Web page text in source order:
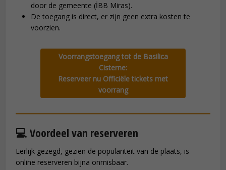
door de gemeente (İBB Miras).
De toegang is direct, er zijn geen extra kosten te
voorzien.
Voorrangstoegang tot de Basilica
Cisterne:
Reserveer nu Officiële tickets met
voorrang
💻 Voordeel van reserveren
Eerlijk gezegd, gezien de populariteit van de plaats, is
online reserveren bijna onmisbaar.